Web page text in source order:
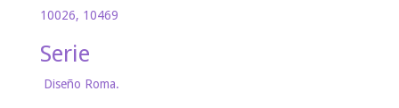
10026, 10469
Serie
Diseño Roma.